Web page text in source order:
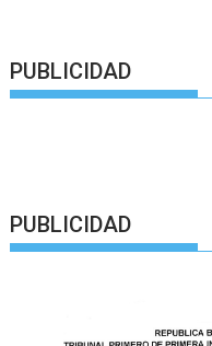
PUBLICIDAD
PUBLICIDAD